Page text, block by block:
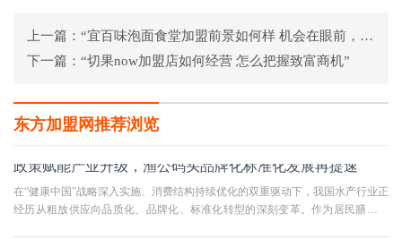
上一篇： “宜百味泡面食堂加盟前景如何样 机会在眼前，看你怎么拽住”
下一篇： “切果now加盟店如何经营 怎么把握致富商机”
东方加盟网推荐浏览
政策赋能产业升级，渔公码头品牌化标准化发展再提速
在“健康中国”战略深入实施、消费结构持续优化的双重驱动下，我国水产行业正
经历从粗放供应向品质化、品牌化、标准化转型的深刻变革。作为居民膳食结